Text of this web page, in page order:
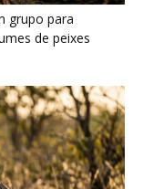
e arremessos
no